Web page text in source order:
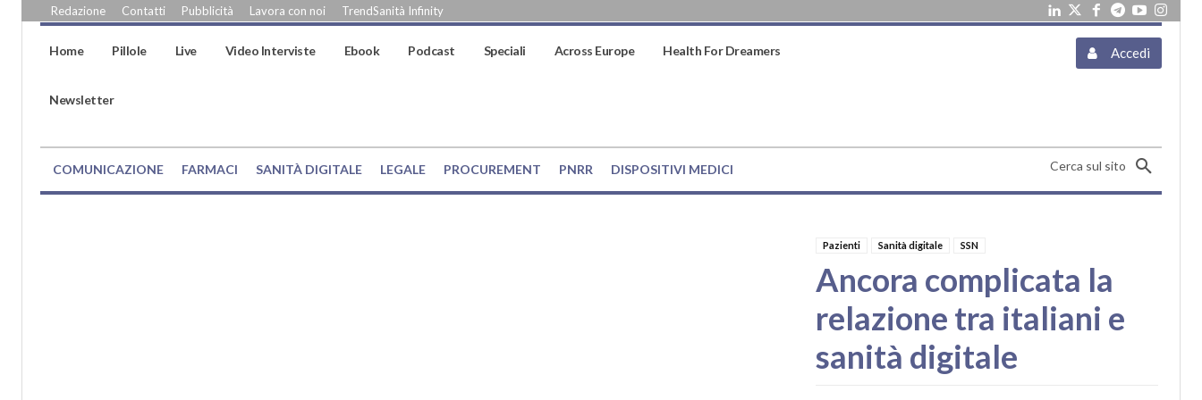
Redazione Contatti Pubblicità Lavora con noi TrendSanità Infinity
Home Pillole Live Video Interviste Ebook Podcast Speciali Across Europe Health For Dreamers
Newsletter
Accedi
COMUNICAZIONE FARMACI SANITÀ DIGITALE LEGALE PROCUREMENT PNRR DISPOSITIVI MEDICI Cerca sul sito
Pazienti Sanità digitale SSN
Ancora complicata la
relazione tra italiani e
sanità digitale